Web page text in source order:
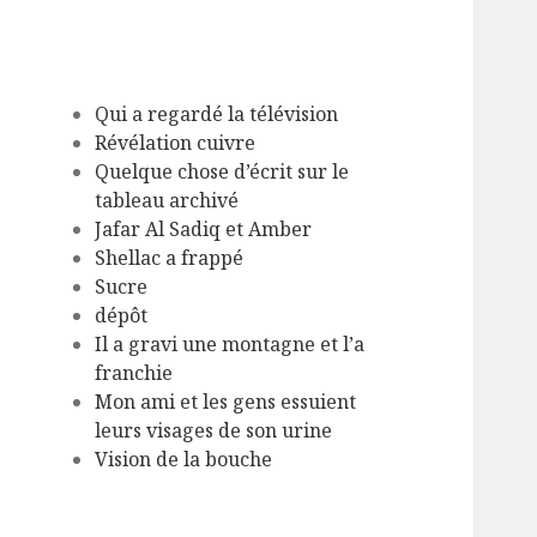
Qui a regardé la télévision
Révélation cuivre
Quelque chose d’écrit sur le
tableau archivé
Jafar Al Sadiq et Amber
Shellac a frappé
Sucre
dépôt
Il a gravi une montagne et l’a
franchie
Mon ami et les gens essuient
leurs visages de son urine
Vision de la bouche